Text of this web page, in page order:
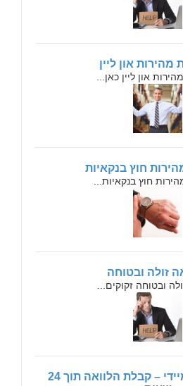
מהירות און ליין
און ליין כאן...
חוץ בנקאיות
חוץ בנקאיות...
זולה ובטוחה
ובטוחה זקוקים...
הלוואה באישור מיידי – קבלת הלוואה תוך 24